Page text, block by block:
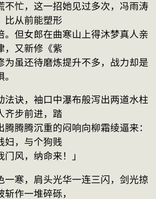
忙，这一招她见过多次，冯雨涛
比从前能塑形
。但女郎在曲寒山上得沐梦真人亲
，又新修《紫
为虽还待磨炼提升不多，战力却是
诀，袖口中瀑布般泻出两道水柱
齐步前进，踏
腾腾腾沉重的闷响向柳霜绫逼来：
妇，与个狗贱
风，纳命来！」
寒，肩头光华一连三闪，剑光掠
作一堆碎砾，